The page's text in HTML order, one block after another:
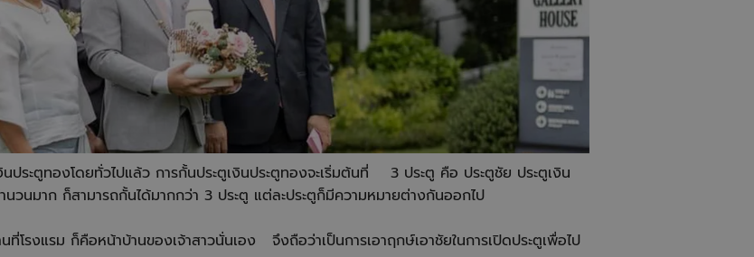
ระตูทองโดยทั่วไปแล้ว การกั้นประตูเงินประตูทองจะเริ่มต้นที่ 3 ประตู คือ ประตูชัย ประตูเงิน
วนมาก ก็สามารถกั้นได้มากกว่า 3 ประตู แต่ละประตูก็มีความหมายต่างกันออกไป
โรงแรม ก็คือหน้าบ้านของเจ้าสาวนั่นเอง จึงถือว่าเป็นการเอาฤกษ์เอาชัยในการเปิดประตูเพื่อไป